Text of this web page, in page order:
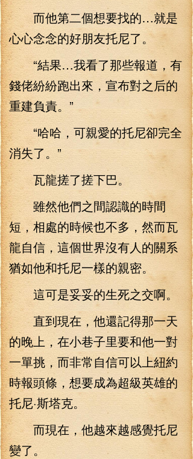
而他第二個想要找的…就是
心心念念的好朋友托尼了。
“結果…我看了那些報道，有
錢佬紛紛跑出來，宣布對之后的
重建負責。”
“哈哈，可親愛的托尼卻完全
消失了。”
瓦龍搓了搓下巴。
雖然他們之間認識的時間
短，相處的時候也不多，然而瓦
龍自信，這個世界沒有人的關系
猶如他和托尼一樣的親密。
這可是妥妥的生死之交啊。
直到現在，他還記得那一天
的晚上，在小巷子里要和他一對
一單挑，而非常自信可以上紐約
時報頭條，想要成為超級英雄的
托尼·斯塔克。
而現在，他越來越感覺托尼
變了。